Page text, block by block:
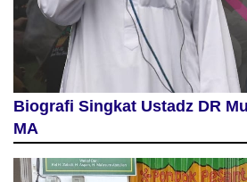
Biografi Singkat Ustadz DR
MA